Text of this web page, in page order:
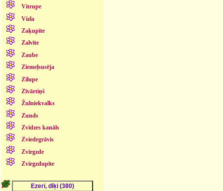
Vitrupe
Vizla
Zaķupīte
Zalvīte
Zaube
Ziemeļsusēja
Zilupe
Zīvārtiņš
Žulniekvalks
Zunds
Zvidzes kanāls
Zviedrgrāvis
Zvirgzde
Zvirgzdupīte